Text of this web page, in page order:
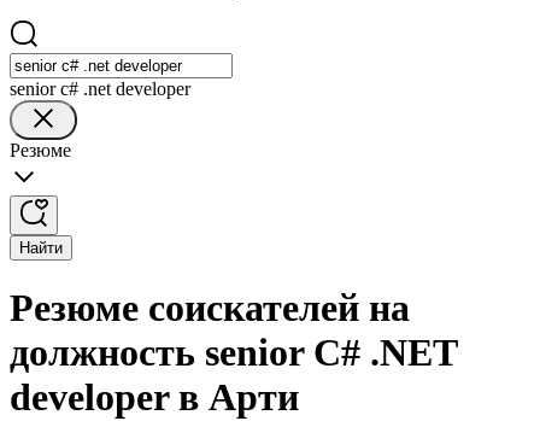
senior c# .net developer
Резюме
Найти
Резюме соискателей на
должность senior C# .NET
developer в Арти